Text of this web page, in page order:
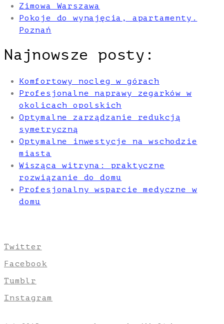
Zimowa Warszawa
Pokoje do wynajęcia, apartamenty.
Poznań
Najnowsze posty:
Komfortowy nocleg w górach
Profesjonalne naprawy zegarków w
okolicach opolskich
Optymalne zarządzanie redukcją
symetryczną
Optymalne inwestycje na wschodzie
miasta
Wisząca witryna: praktyczne
rozwiązanie do domu
Profesjonalny wsparcie medyczne w
domu
Twitter
Facebook
Tumblr
Instagram